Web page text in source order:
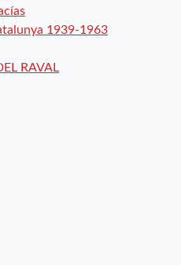
1939-1963
RAVAL